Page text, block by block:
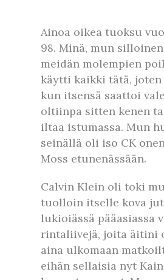
Ainoa oikea tuoksu
98. Minä, mun
meidän molempien
käytti kaikki tätä, joten
kun itsensä saattoi
oltiinpa sitten kenen
iltaa istumassa. Mun
seinällä oli iso CK
Moss etunenässään.
Calvin Klein oli toki
tuolloin itselle kova
lukioiässä pääasiassa
rintaliivejä, joita äitini
aina ulkomaan
eihän sellaisia nyt